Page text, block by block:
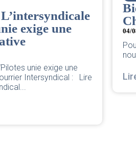
exige une
unie exige une
Intersyndical : Lire
04/